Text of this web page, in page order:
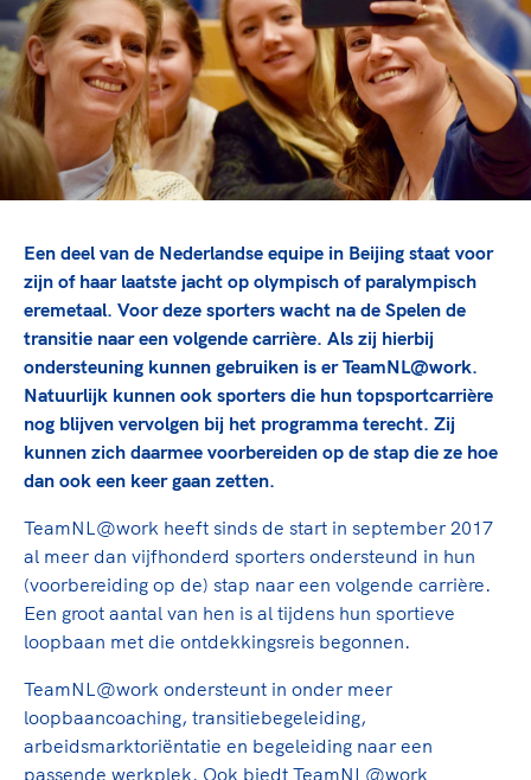
Sportonderzoek
Sportakkoord II
Game Changer
TeamNL kids
Nieuwspagina
Columns
Sport gaat niet vanzelf
Sport verenigt. Op sportclubs, pleintjes, tijdens
een rondje fietsen, door samen te skaten of naar
de sportschool te gaan. Door samen te juichen
voor Sifan Hassan, Rico Verhoeven, Diede de
Groot en het Nederlands Elftal. Of met trots te
genieten van de karatewedstrijd van je dochter,
de halve marathon van je moeder of de
hockeywedstrijd van je buurjongen.
Veilige en integere sport
Diversiteit en inclusie
Gezonde sportomgeving
Duurzaamheid
Bekwaam sportkader
Vitale clubs en bestuurlijk kader
Sportmatch
Clubacties
Handboek Wet- en Regelgeving
Opleidingen en trainingen
High5 Stappenplan
Ruimte voor sport
Clubondersteuning
Beroepskrachten
Samen voor een veilige
Voor welk gedrag staat de club? Wat mag wel
langs de lijn, in de kleedkamer, kantine en online?
TeamNL Academie Kalender
Kennisaanbod TeamNL Experts
TeamNL Sport Science Centre
Paralympische Spelen LA28
Europese Spelen Istanbul 2027
Topsportbeleid
Topsportfinanciering
Maatschappelijke waarde topsport
Top teamsportcompetities
De TeamNL Academie
De TeamNL Academie biedt een leer- en
ontwikkelprogramma voor de volgende functies
binnen TeamNL programma's: experts, coaches,
bestuurders, (technisch) directeuren, managers en
toekomstig kader.
Lees verder
Een deel van de Nederlandse equipe in Beijing staat voor
zijn of haar laatste jacht op olympisch of paralympisch
eremetaal. Voor deze sporters wacht na de Spelen de
transitie naar een volgende carrière. Als zij hierbij
ondersteuning kunnen gebruiken is er TeamNL@work.
Natuurlijk kunnen ook sporters die hun topsportcarrière
nog blijven vervolgen bij het programma terecht. Zij
kunnen zich daarmee voorbereiden op de stap die ze hoe
dan ook een keer gaan zetten.
TeamNL@work heeft sinds de start in september 2017
al meer dan vijfhonderd sporters ondersteund in hun
(voorbereiding op de) stap naar een volgende carrière.
Een groot aantal van hen is al tijdens hun sportieve
loopbaan met die ontdekkingsreis begonnen.
TeamNL@work ondersteunt in onder meer
loopbaancoaching, transitiebegeleiding,
arbeidsmarktoriëntatie en begeleiding naar een
passende werkplek. Ook biedt TeamNL@work